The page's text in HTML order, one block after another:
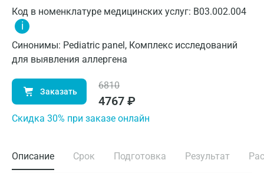
Код в номенклатуре медицинских услуг: B03.002.004
i
Синонимы: Pediatric panel, Комплекс исследований
для выявления аллергена
Заказать
6810
4767 ₽
Cкидка 30% при заказе онлайн
Описание Срок Подготовка Результат